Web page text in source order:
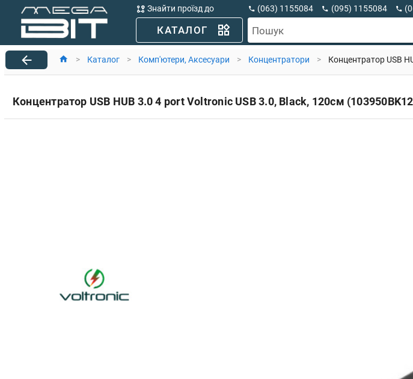
Знайти проїзд до
MegaBit
(063) 1155084 (095) 1155084
КАТАЛОГ Пошук
> Каталог > Комп'ютери, Aксесуари > Концентратори > Концентратор USB
Концентратор USB HUB 3.0 4 port Voltronic USB 3.0, Black, 120см